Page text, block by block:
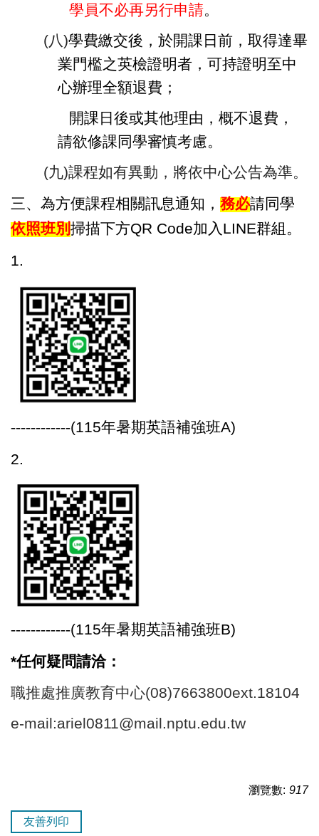
學員不必再另行申請。
(八)學費繳交後，於開課日前，取得達畢
業門檻之英檢證明者，可持證明至中
心辦理全額退費；
開課日後或其他理由，概不退費，
請欲修課同學審慎考慮。
(九)課程如有異動，將依中心公告為準。
三、為方便課程相關訊息通知， 務必請同學
依照班別掃描下方QR Code加入LINE群組。
1.
------------(115年暑期英語補強班A)
2.
------------(115年暑期英語補強班B)
*任何疑問請洽：
職推處推廣教育中心(08)7663800ext.18104
e-mail:ariel0811@mail.nptu.edu.tw
瀏覽數: 917
友善列印